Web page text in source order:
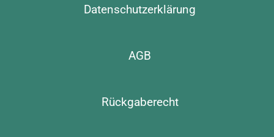
Datenschutzerklärung
AGB
Rückgaberecht